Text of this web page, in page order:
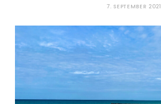
7. SEPTEMBER 2021